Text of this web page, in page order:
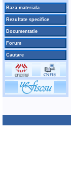
Baza materiala
Rezultate specifice
Documentatie
Forum
Cautare